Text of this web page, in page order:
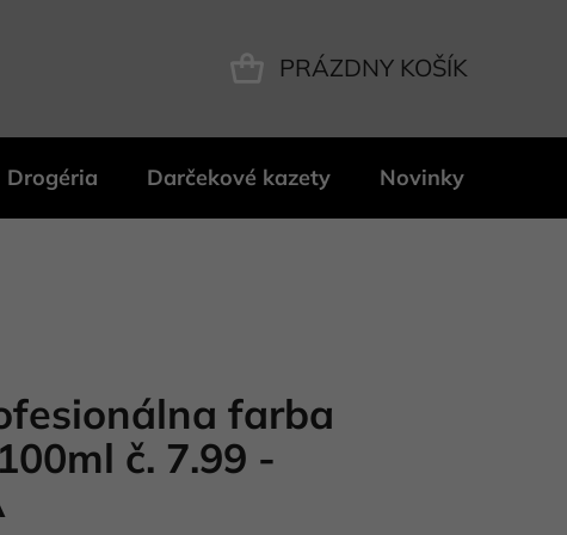
PRÁZDNY KOŠÍK
Drogéria Darčekové kazety Novinky
farba
č. 7.99 -